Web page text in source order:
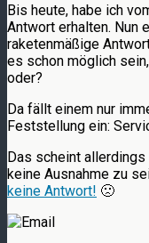
Bis heute, habe ich
Antwort erhalten. Nun
raketenmäßige
es schon möglich
oder?
Da fällt einem nur
Feststellung ein:
Das scheint allerdings
keine Ausnahme zu
keine Antwort! 🙁